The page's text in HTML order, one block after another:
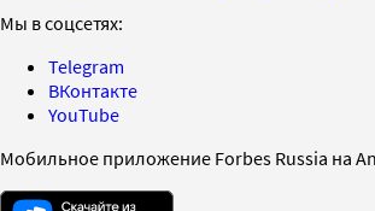
Мы в соцсетях:
Telegram
ВКонтакте
YouTube
Мобильное приложение Forbes Russia на